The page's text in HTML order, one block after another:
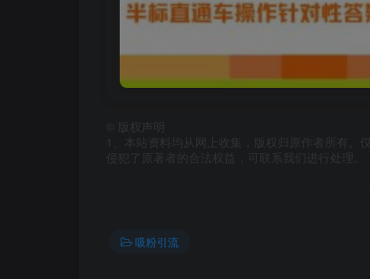
版权声明
1、本站资料均从网上收集，版权归原作者所有。
侵犯了原著者的合法权益，可联系我们进行处理。
吸粉引流